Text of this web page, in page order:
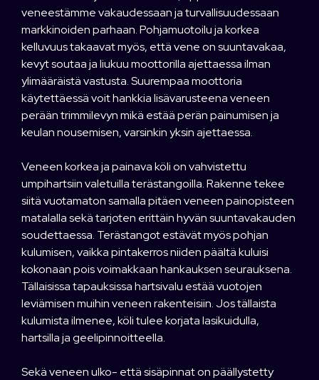
veneestämme vakaudessaan ja turvallisuudessaan
markkinoiden parhaan. Pohjamuotoilu ja korkea
kelluvuus takaavat myös, että vene on suuntavakaa,
kevyt soutaa ja liukuu moottorilla ajettaessa ilman
ylimääräistä vastusta. Suurempaa moottoria
käytettäessä voit hankkia lisävarusteena veneen
perään trimmilevyn mikä estää perän painumisen ja
keulan nousemisen, varsinkin yksin ajettaessa.
Veneen korkea ja painava köli on vahvistettu
umpihartsiin valetuilla terästangoilla. Rakenne tekee
siitä vuotamaton samalla pitäen veneen painopisteen
matalalla sekä tarjoten erittäin hyvän suuntavakauden
soudettaessa. Terästangot estävät myös pohjan
kulumisen, vaikka pintakerros niiden päältä kuluisi
kokonaan pois voimakkaan hankauksen seurauksena.
Tällaisissa tapauksissa hartsivalu estää vuotojen
leviämisen muihin veneen rakenteisiin. Jos tällaista
kulumista ilmenee, köli tulee korjata lasikuidulla,
hartsilla ja geelipinnoitteella.
Sekä veneen ulko- että sisäpinnat on päällystetty